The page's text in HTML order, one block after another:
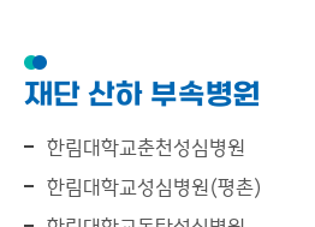
재단 산하 부속병원
한림대학교춘천성심병원
한림대학교성심병원(평촌)